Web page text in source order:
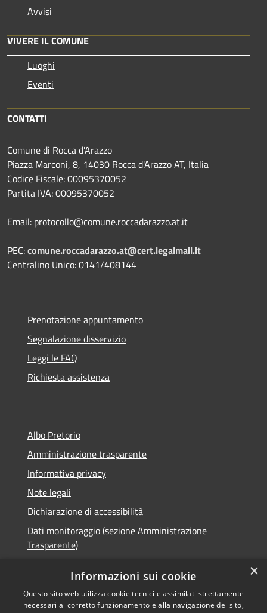
Avvisi
VIVERE IL COMUNE
Luoghi
Eventi
CONTATTI
Comune di Rocca d'Arazzo
Piazza Marconi, 8, 14030 Rocca d'Arazzo AT, Italia
Codice Fiscale: 00095370052
Partita IVA: 00095370052
Email: protocollo@comune.roccadarazzo.at.it
PEC:comune.roccadarazzo.at@cert.legalmail.it
Centralino Unico: 0141/408144
Prenotazione appuntamento
Segnalazione disservizio
Leggi le FAQ
Richiesta assistenza
Albo Pretorio
Amministrazione trasparente
Informativa privacy
Note legali
Dichiarazione di accessibilità
Dati monitoraggio (sezione Amministrazione
Trasparente)
RSS
Comune convenzionato
×
Informazioni sui cookie
Questo sito web utilizza cookie tecnici e assimilati strettamente
necessari al corretto funzionamento e alla navigazione del sito,